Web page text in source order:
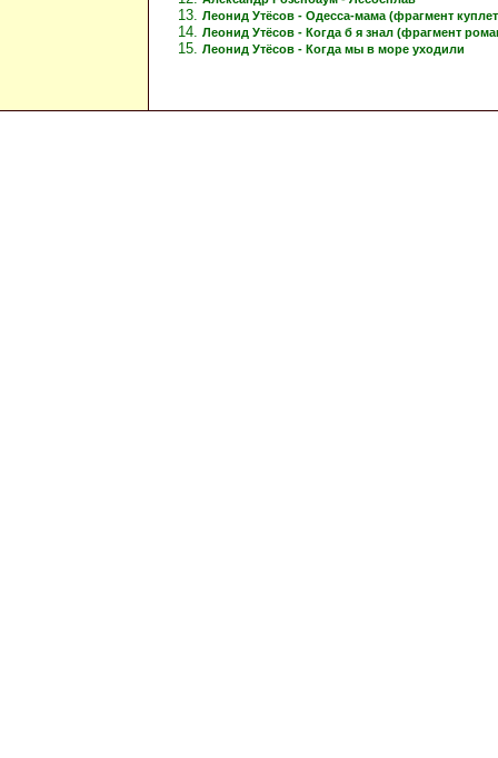
Леонид Утёсов - Одесса-мама (фрагмент
Леонид Утёсов - Когда б я знал (фрагмент
Леонид Утёсов - Когда мы в море уходили